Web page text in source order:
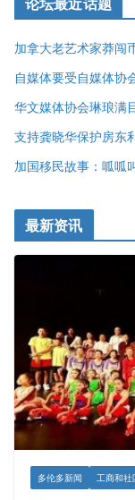
加拿大老艺术家莽闯
自媒体要受自媒体协
华文媒体协会琳琅满
支持龚晓华保护房东
加国移民故事：呱呱
最新资讯
多伦多新闻 工商和社